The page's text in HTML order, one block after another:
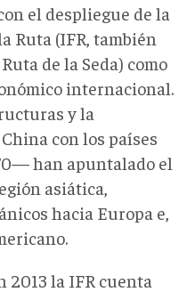
el despliegue de la
Ruta (IFR, también
de la Seda) como
internacional.
y la
con los países
han apuntalado el
asiática,
hacia Europa e,
2013 la IFR cuenta